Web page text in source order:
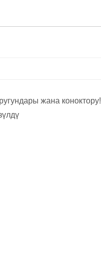
жана коноктору!